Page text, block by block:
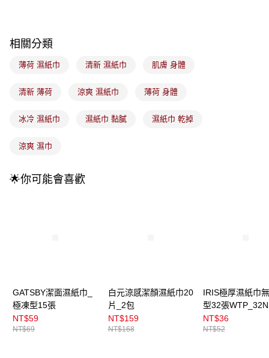
3.實際核准額度、可分期數及費用金額請依後續交易確認頁面所載為準。
4.訂單成立30分鐘內，如未前往確認交易或遇審核未通過，訂單將自動取
消。如遇「轉專審核」未通過狀況，表示未達大哥付你分期系統評分，恕無
法說明評估內容。
1.分期款項不併入電信帳單，「大哥付你分期」於每月結算日後寄送繳費提
2.透過簡訊連結打開帳單後，可選擇「超商條碼／台灣大直營門市／銀行轉
帳／街口支付／iPASS MONEY」等通路繳費。
【注意事項】
買賣價金債權讓與本公司後，依約使用本公司帳單繳交帳款。
全家取貨付款
每筆NT$100，滿NT$899(含以上)免運費
7-11取貨付款
每筆NT$100，滿NT$899(含以上)免運費
相關分類
薄荷 濕紙巾 清新 濕紙巾 肌膚 身體
清新 薄荷 涼爽 濕紙巾 薄荷 身體
冰冷 濕紙巾 濕紙巾 黏膩 濕紙巾 乾掉
涼爽 濕巾
🌟你可能會喜歡
GATSBY潔面濕紙巾_
極凍型15張
NT$59
NT$69
白元涼感潔顏濕紙巾20
片_2包
NT$159
NT$168
IRIS極厚濕紙巾
型32張
NT$36
NT$52